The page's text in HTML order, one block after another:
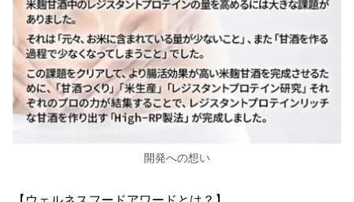
開発への想い